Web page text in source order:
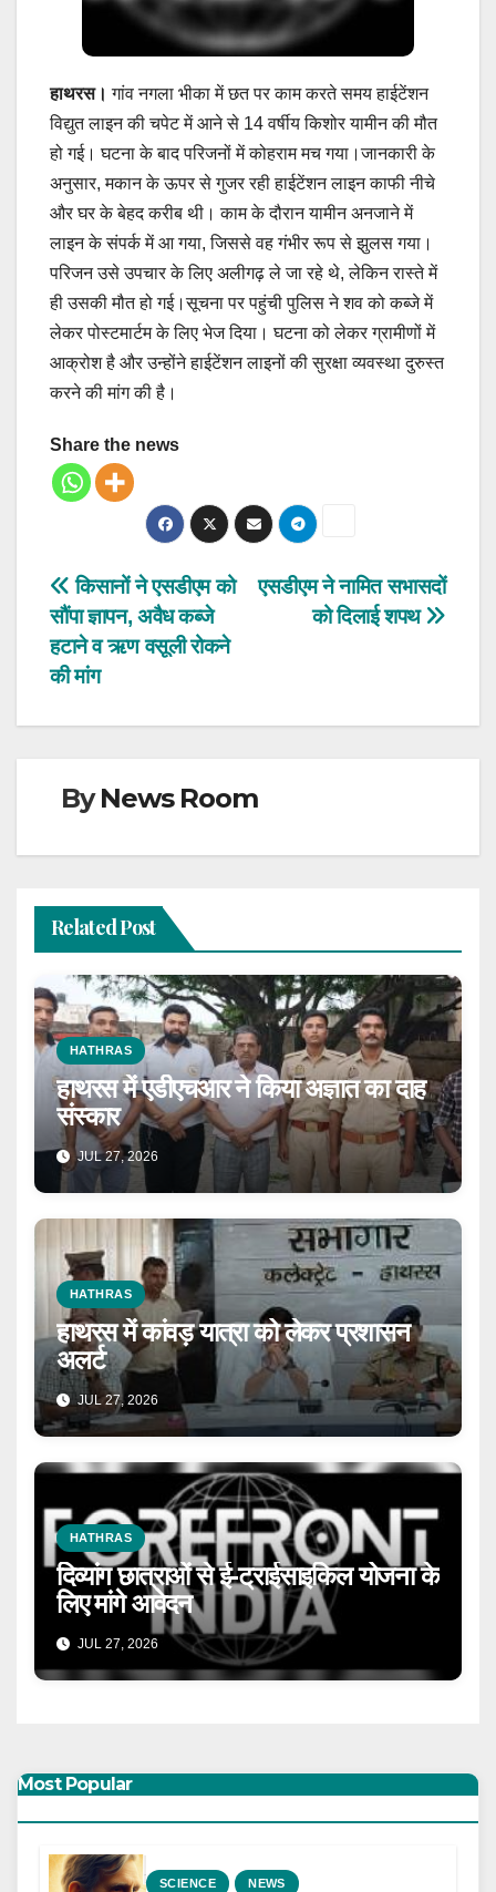
हाथरस। गांव नगला भीका में छत पर काम करते समय हाईटेंशन
विद्युत लाइन की चपेट में आने से 14 वर्षीय किशोर यामीन की मौत
हो गई। घटना के बाद परिजनों में कोहराम मच गया।जानकारी के
अनुसार, मकान के ऊपर से गुजर रही हाईटेंशन लाइन काफी नीचे
और घर के बेहद करीब थी। काम के दौरान यामीन अनजाने में
लाइन के संपर्क में आ गया, जिससे वह गंभीर रूप से झुलस गया।
परिजन उसे उपचार के लिए अलीगढ़ ले जा रहे थे, लेकिन रास्ते में
ही उसकी मौत हो गई।सूचना पर पहुंची पुलिस ने शव को कब्जे में
लेकर पोस्टमार्टम के लिए भेज दिया। घटना को लेकर ग्रामीणों में
आक्रोश है और उन्होंने हाईटेंशन लाइनों की सुरक्षा व्यवस्था दुरुस्त
करने की मांग की है।
Share the news
Post
navigation
एसडीएम ने नामित सभासदों
को दिलाई शपथ
किसानों ने एसडीएम को
सौंपा ज्ञापन, अवैध कब्जे
हटाने व ऋण वसूली रोकने
की मांग
ByNews Room
Related Post
HATHRAS
हाथरस में एडीएचआर ने किया अज्ञात का दाह
संस्कार
JUL 27, 2026
HATHRAS
हाथरस में कांवड़ यात्रा को लेकर प्रशासन
अलर्ट
JUL 27, 2026
HATHRAS
दिव्यांग छात्राओं से ई-ट्राईसाइकिल योजना के
लिए मांगे आवेदन
JUL 27, 2026
Most Popular
SCIENCE NEWS